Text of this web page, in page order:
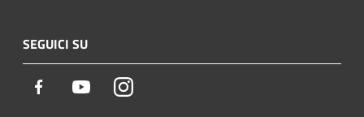
SEGUICI SU
Facebook YoutubeInstagram